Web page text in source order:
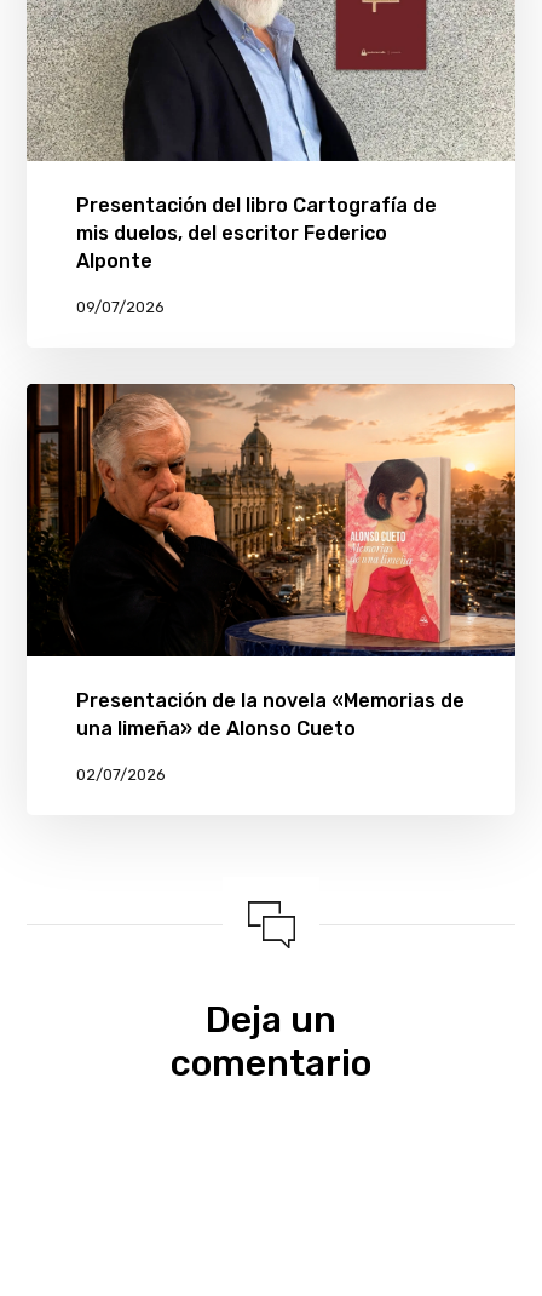
Presentación del libro Cartografía de
mis duelos, del escritor Federico
Alponte
09/07/2026
Presentación de la novela «Memorias de
una limeña» de Alonso Cueto
02/07/2026
Deja un
comentario